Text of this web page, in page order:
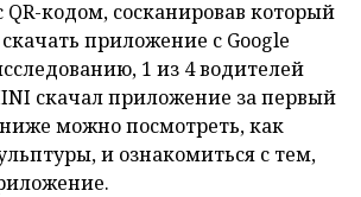
QR-кодом, сосканировав который
приложение с Google
1 из 4 водителей
скачал приложение за первый
можно посмотреть, как
и ознакомиться с тем,